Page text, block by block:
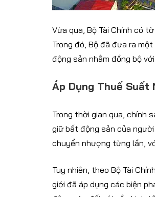
Vừa qua, Bộ Tài Chính có
Trong đó, Bộ đã đưa ra
động sản nhằm đồng bộ
Áp Dụng Thuế Suất
Trong thời gian qua, chính
giữ bất động sản của
chuyển nhượng từng lần,
Tuy nhiên, theo Bộ Tài
giới đã áp dụng các biện